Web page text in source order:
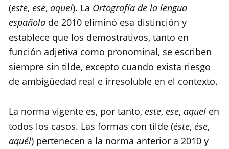
(este, ese, aquel). La Ortografía de la lengua
española de 2010 eliminó esa distinción y
establece que los demostrativos, tanto en
función adjetiva como pronominal, se escriben
siempre sin tilde, excepto cuando exista riesgo
de ambigüedad real e irresoluble en el contexto.
La norma vigente es, por tanto, este, ese, aquel en
todos los casos. Las formas con tilde (éste, ése,
aquél) pertenecen a la norma anterior a 2010 y